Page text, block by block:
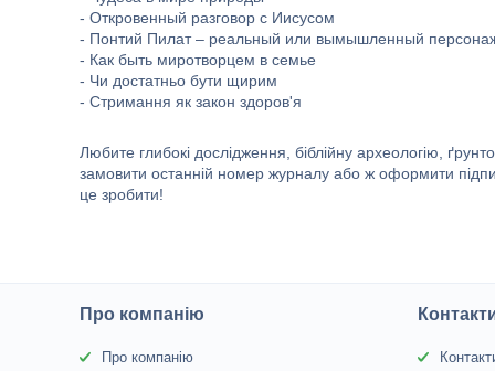
- Откровенный разговор с Иисусом
- Понтий Пилат – реальный или вымышленный
- Как быть миротворцем в семье
- Чи достатньо бути щирим
- Стримання як закон здоров'я
Любите глибокі дослідження, біблійну археологію,
замовити останній номер журналу або ж оформити
це зробити!
Про компанію
Про компанію